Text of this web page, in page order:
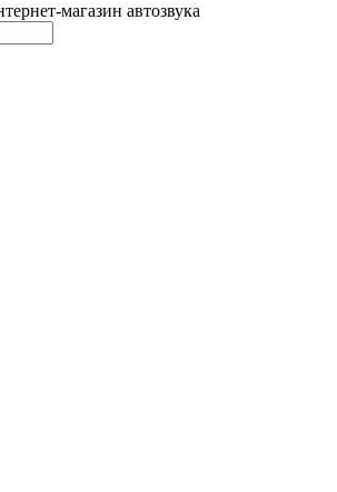
магазин автозвука